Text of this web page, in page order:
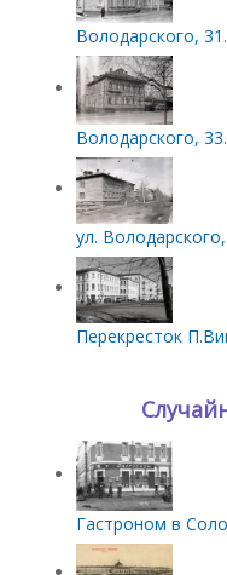
Володарского,
Володарского,
ул.
Перекресток
Гастроном в